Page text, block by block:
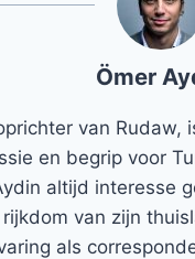
Ömer
van Rudaw,
en begrip voor
altijd interesse
van zijn
als